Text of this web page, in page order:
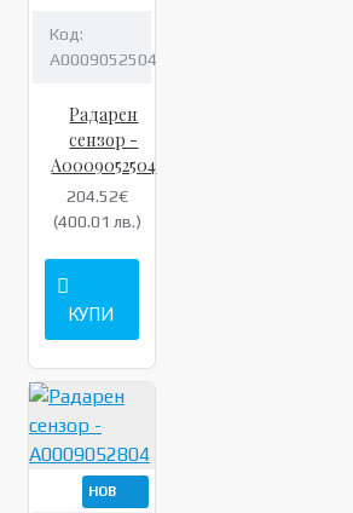
Код:
A0009052504
Радарен
сензор -
A0009052504
204.52€
(400.01 лв.)
КУПИ
НОВ